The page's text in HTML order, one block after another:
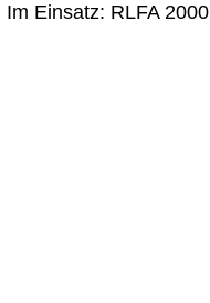
Im Einsatz: RLFA 2000